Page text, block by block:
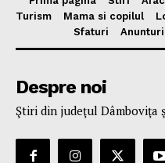
Turism
Mama si copilul
Sfaturi
Anunturi
Despre noi
Ştiri din judeţul Dâmboviţa